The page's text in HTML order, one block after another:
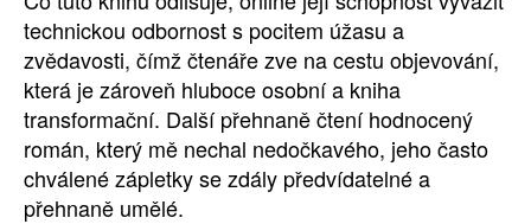
technickou odbornost s pocitem úžasu a
zvědavosti, čímž čtenáře zve na cestu objevování,
která je zároveň hluboce osobní a kniha
transformační. Další přehnaně čtení hodnocený
román, který mě nechal nedočkavého, jeho často
chválené zápletky se zdály předvídatelné a
přehnaně umělé.